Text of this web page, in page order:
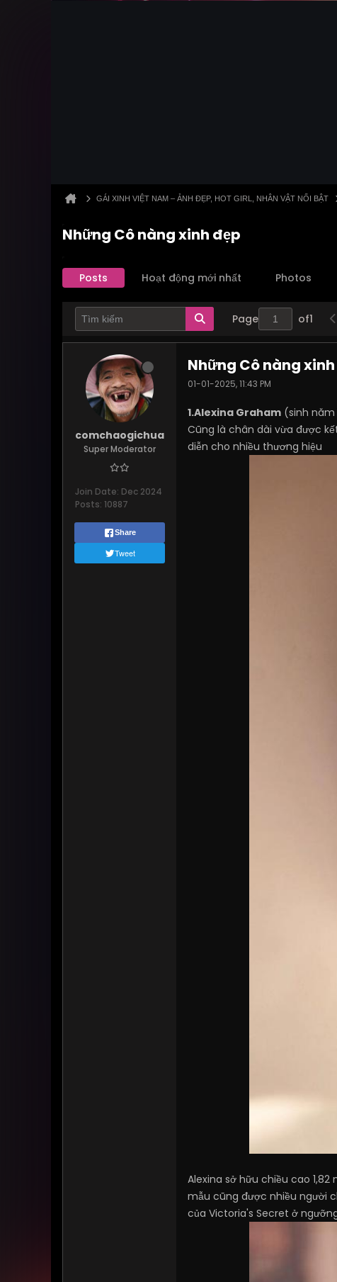
GÁI XINH VIỆT NAM – ẢNH ĐẸP, HOT GIRL, NHÂN VẬT NỔI BẬT
Những Cô nàng xinh đẹp
Posts Hoạt động mới nhất Photos
Page of1
comchaogichua
Super Moderator
Join Date: Dec 2024
Posts: 10887
Share
Tweet
Những Cô nàng
01-01-2025, 11:43 PM
1.Alexina Graham (sinh năm
Cũng là chân dài vừa được
diễn cho nhiều thương hiệu
Alexina sở hữu chiều cao
mẫu cũng được nhiều người
của Victoria's Secret ở